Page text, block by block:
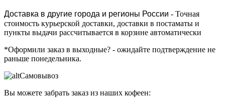
Доставка в другие города и регионы России - Точная
стоимость курьерской доставки, доставки в постаматы и
пункты выдачи рассчитывается в корзине автоматически
*Оформили заказ в выходные? - ожидайте подтверждение не
раньше понедельника.
Самовывоз
Вы можете забрать заказ из наших кофеен: